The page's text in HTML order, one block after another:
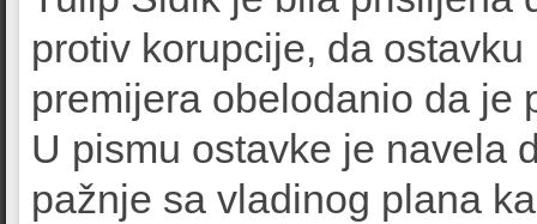
protiv korupcije, da
premijera obelodanio da je
U pismu ostavke je navela
pažnje sa vladinog plana